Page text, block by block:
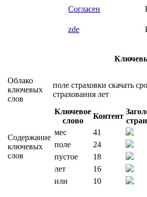
Согласен
zde
Облако
ключевых
слов
поле страховки скачать
страхования лет
Содержание
ключевых
слов
Ключевое
слово
Контент
мес
41
поле
24
пустое
18
лет
16
или
10